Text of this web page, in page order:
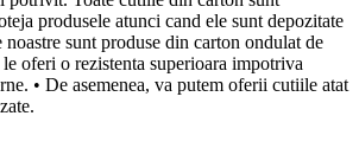
produsele atunci cand ele sunt depozitate
sunt produse din carton ondulat de
oferi o rezistenta superioara impotriva
• De asemenea, va putem oferii cutiile atat